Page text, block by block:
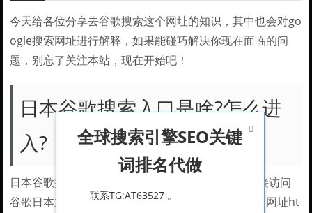
今天给各位分享去谷歌搜索这个网址的知识，其中也会对go
ogle搜索网址进行解释，如果能碰巧解决你现在面临的问
题，别忘了关注本站，现在开始吧！
日本谷歌搜索入口是啥?怎么进
入?
日本谷歌搜索入口是https：//，进入方式如下：直接访问
谷歌日本主页：在电脑或手机浏览器的地址栏中输入网址ht

全球搜索引擎SEO关键
词排名代做
联系TG:AT63527 。